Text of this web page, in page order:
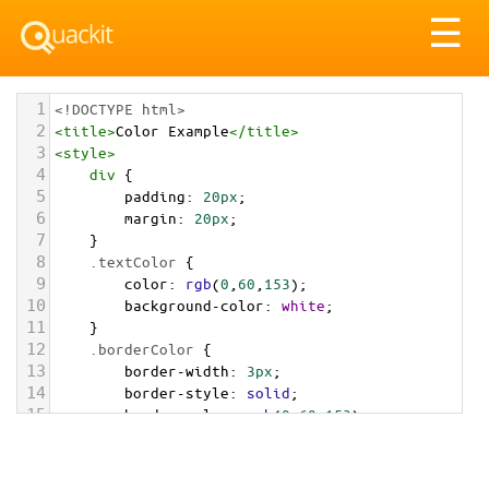
☰
1 <!DOCTYPE html>
2 <title>Color Example</title>
3 <style>
4 div {
5 padding: 20px;
6 margin: 20px;
7 }
8 .textColor {
9 color: rgb(0 60 153);
10 background-color: white;
11 }
12 .borderColor {
13 border-width: 3px;
14 border-style: solid;
15 border-color: rgb(0,60,153);